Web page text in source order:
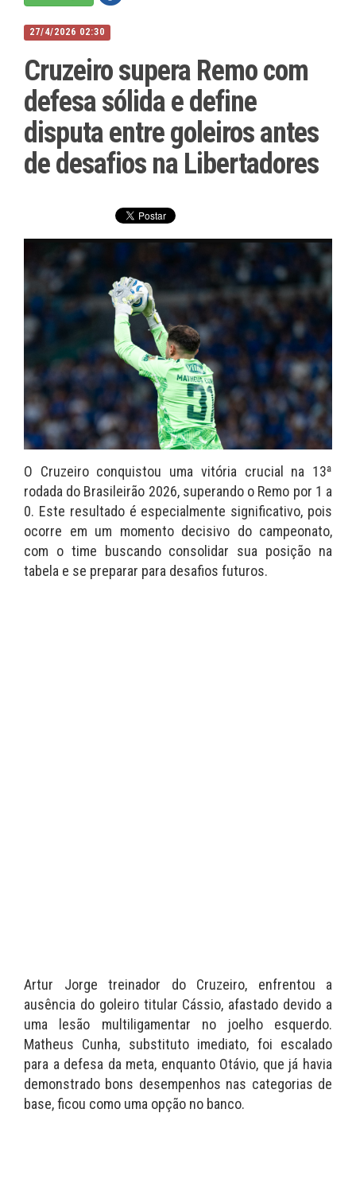
27/4/2026 02:30
Cruzeiro supera Remo com
defesa sólida e define
disputa entre goleiros antes
de desafios na Libertadores
O Cruzeiro conquistou uma vitória crucial na 13ª
rodada do Brasileirão 2026, superando o Remo por 1 a
0. Este resultado é especialmente significativo, pois
ocorre em um momento decisivo do campeonato,
com o time buscando consolidar sua posição na
tabela e se preparar para desafios futuros.
Artur Jorge treinador do Cruzeiro, enfrentou a
ausência do goleiro titular Cássio, afastado devido a
uma lesão multiligamentar no joelho esquerdo.
Matheus Cunha, substituto imediato, foi escalado
para a defesa da meta, enquanto Otávio, que já havia
demonstrado bons desempenhos nas categorias de
base, ficou como uma opção no banco.